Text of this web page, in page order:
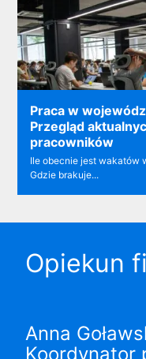
Praca w
Przegląd
pracowników
Ile obecnie jest wakatów
Gdzie brakuje...
Opiekun
Anna
Koordynator